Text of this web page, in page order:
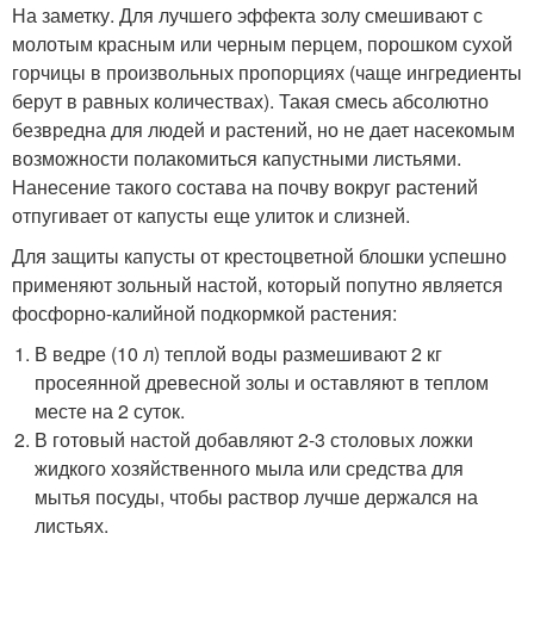
На заметку. Для лучшего эффекта золу смешивают с
молотым красным или черным перцем, порошком сухой
горчицы в произвольных пропорциях (чаще ингредиенты
берут в равных количествах). Такая смесь абсолютно
безвредна для людей и растений, но не дает насекомым
возможности полакомиться капустными листьями.
Нанесение такого состава на почву вокруг растений
отпугивает от капусты еще улиток и слизней.
Для защиты капусты от крестоцветной блошки успешно
применяют зольный настой, который попутно является
фосфорно-калийной подкормкой растения:
В ведре (10 л) теплой воды размешивают 2 кг
просеянной древесной золы и оставляют в теплом
месте на 2 суток.
В готовый настой добавляют 2-3 столовых ложки
жидкого хозяйственного мыла или средства для
мытья посуды, чтобы раствор лучше держался на
листьях.